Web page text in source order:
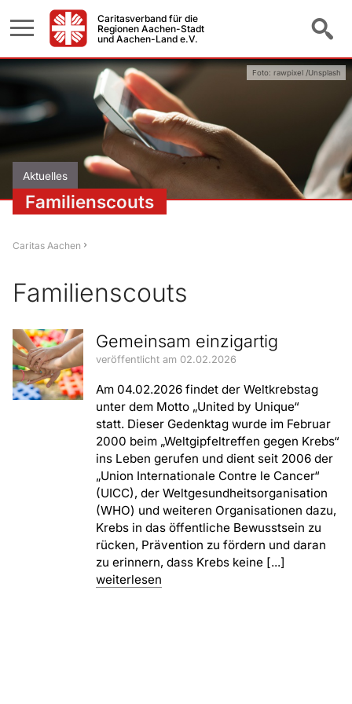
Caritasverband für die
Regionen Aachen-Stadt
und Aachen-Land e.V.
Aktuelles
Familienscouts
Foto: rawpixel /Unsplash
Caritas Aachen
Familienscouts
Gemeinsam einzigartig
veröffentlicht am 02.02.2026
Am 04.02.2026 findet der Weltkrebstag
unter dem Motto „United by Unique“
statt. Dieser Gedenktag wurde im Februar
2000 beim „Weltgipfeltreffen gegen Krebs“
ins Leben gerufen und dient seit 2006 der
„Union Internationale Contre le Cancer“
(UICC), der Weltgesundheitsorganisation
(WHO) und weiteren Organisationen dazu,
Krebs in das öffentliche Bewusstsein zu
rücken, Prävention zu fördern und daran
zu erinnern, dass Krebs keine [...]
weiterlesen